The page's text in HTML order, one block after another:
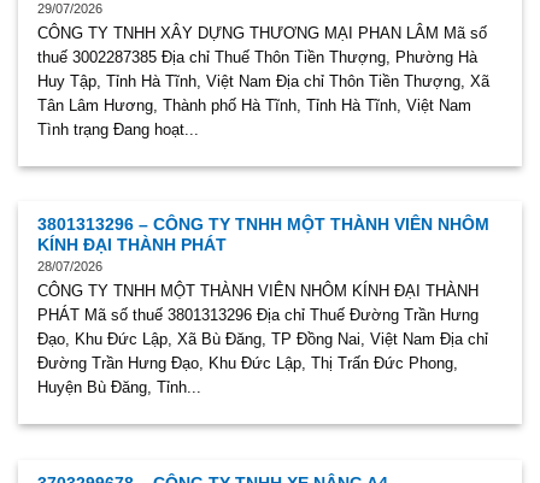
29/07/2026
CÔNG TY TNHH XÂY DỰNG THƯƠNG MẠI PHAN LÂM Mã số
thuế 3002287385 Địa chỉ Thuế Thôn Tiền Thượng, Phường Hà
Huy Tập, Tỉnh Hà Tĩnh, Việt Nam Địa chỉ Thôn Tiền Thượng, Xã
Tân Lâm Hương, Thành phố Hà Tĩnh, Tỉnh Hà Tĩnh, Việt Nam
Tình trạng Đang hoạt...
3801313296 – CÔNG TY TNHH MỘT THÀNH VIÊN NHÔM
KÍNH ĐẠI THÀNH PHÁT
28/07/2026
CÔNG TY TNHH MỘT THÀNH VIÊN NHÔM KÍNH ĐẠI THÀNH
PHÁT Mã số thuế 3801313296 Địa chỉ Thuế Đường Trần Hưng
Đạo, Khu Đức Lập, Xã Bù Đăng, TP Đồng Nai, Việt Nam Địa chỉ
Đường Trần Hưng Đạo, Khu Đức Lập, Thị Trấn Đức Phong,
Huyện Bù Đăng, Tỉnh...